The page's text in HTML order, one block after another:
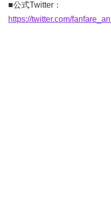
■公式Twitter：
https://twitter.com/